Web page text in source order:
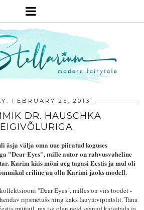
FEBRUARY 25, 2013
DR. HAUSCHKA
äsja välja oma uue piiratudkoguses
"Dear Eyes", mille autor on rahvusvaheline
Karim käis mõni aeg tagasi Eestis ja mul oli
eriline au olla Karimi jaoksmodell.
"Dear Eyes", milles on viis toodet -
ripsmetušs ning kaks lauvärvipintslit.Täna